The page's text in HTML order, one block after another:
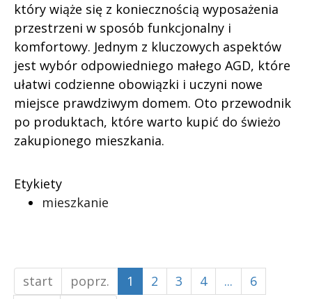
który wiąże się z koniecznością wyposażenia
przestrzeni w sposób funkcjonalny i
komfortowy. Jednym z kluczowych aspektów
jest wybór odpowiedniego małego AGD, które
ułatwi codzienne obowiązki i uczyni nowe
miejsce prawdziwym domem. Oto przewodnik
po produktach, które warto kupić do świeżo
zakupionego mieszkania.
Etykiety
mieszkanie
start poprz. 1 2 3 4 ...
6